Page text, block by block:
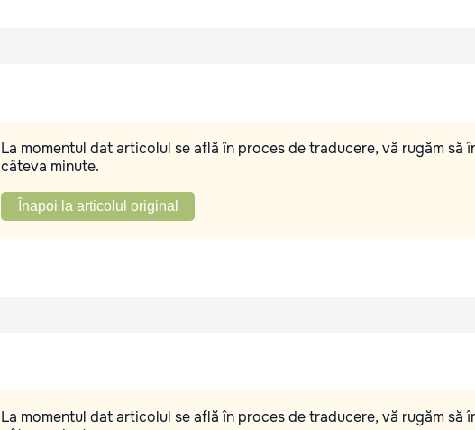
La momentul dat articolul se află în proces de traducere, vă rugăm să
câteva minute.
Înapoi la articolul original
La momentul dat articolul se află în proces de traducere, vă rugăm să